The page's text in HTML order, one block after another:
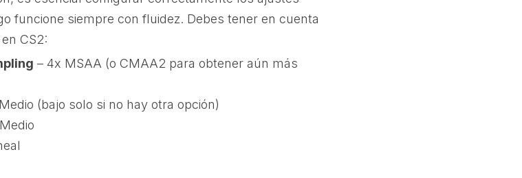
funcione siempre con fluidez. Debes tener en cuenta
CS2:
– 4x MSAA (o CMAA2 para obtener aún más
(bajo solo si no hay otra opción)